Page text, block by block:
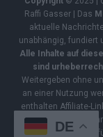
Raffi Gasser | Das
aktuelle
unabhängig, fundiert
Alle Inhalte auf
sind
Weitergeben ohne
an einer Nutzung
enthalten Affiliate-
unterstrichen).
kleine Provision –
DE